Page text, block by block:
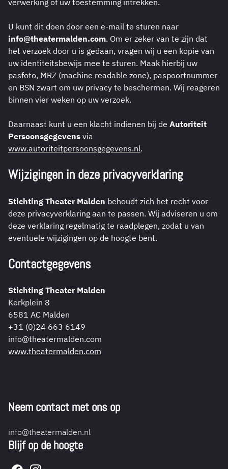
verwerking of uw toestemming intrekken.
U kunt dit doen door een e-mail te sturen naar
info@theatermalden.com. Om er zeker van te zijn dat
het verzoek door u is gedaan, vragen wij u een kopie van
uw identiteitsbewijs mee te sturen. Maak hierbij uw
pasfoto, MRZ (machine readable zone), paspoortnummer
en BSN zwart om uw privacy te beschermen. Wij reageren
binnen vier weken op uw verzoek.
Daarnaast kunt u een klacht indienen bij de Autoriteit
Persoonsgegevens via
www.autoriteitpersoonsgegevens.nl.
Wijzigingen in deze privacyverklaring
Stichting Theater Malden behoudt zich het recht voor
deze privacyverklaring aan te passen. Wij adviseren u om
deze verklaring regelmatig te raadplegen, zodat u van
eventuele wijzigingen op de hoogte bent.
Contactgegevens
Stichting Theater Malden
Kerkplein 8
6581 AC Malden
+31 (0)24 663 6149
info@theatermalden.com
www.theatermalden.com
Neem contact met ons op
info@theatermalden.nl
Blijf op de hoogte